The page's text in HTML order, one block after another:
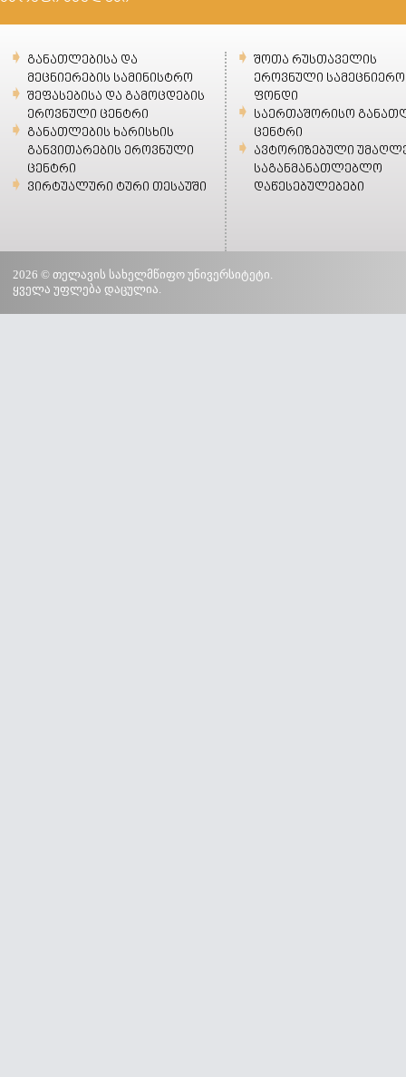
განათლებისა და
მეცნიერების სამინისტრო
შეფასებისა და გამოცდების
ეროვნული ცენტრი
განათლების ხარისხის
განვითარების ეროვნული
ცენტრი
ვირტუალური ტური თესაუში
შოთა რუსთაველის
ეროვნული სამეცნიერო
ფონდი
საერთაშორისო
ცენტრი
ავტორიზებული
საგანმანათლებლო
დაწესებულებები
2026 © თელავის სახელმწიფო უნივერსიტეტი.
ყველა უფლება დაცულია.